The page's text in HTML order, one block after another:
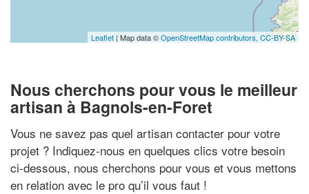
Leaflet | Map data ©OpenStreetMap contributors, CC-BY-SA
Nous cherchons pour vous le meilleur
artisan à Bagnols-en-Foret
Vous ne savez pas quel artisan contacter pour votre
projet ? Indiquez-nous en quelques clics votre besoin
ci-dessous, nous cherchons pour vous et vous mettons
en relation avec le pro qu’il vous faut !